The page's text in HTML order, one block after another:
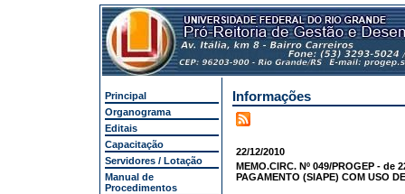
Principal
Organograma
Editais
Capacitação
Servidores / Lotação
Manual de
Procedimentos
Informações
22/12/2010
MEMO.CIRC. Nº 049/PROGEP - de
PAGAMENTO (SIAPE) COM USO